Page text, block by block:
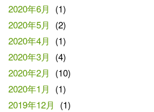
2020年6月
(1)
2020年5月
(2)
2020年4月
(1)
2020年3月
(4)
2020年2月
(10)
2020年1月
(1)
2019年12月
(1)